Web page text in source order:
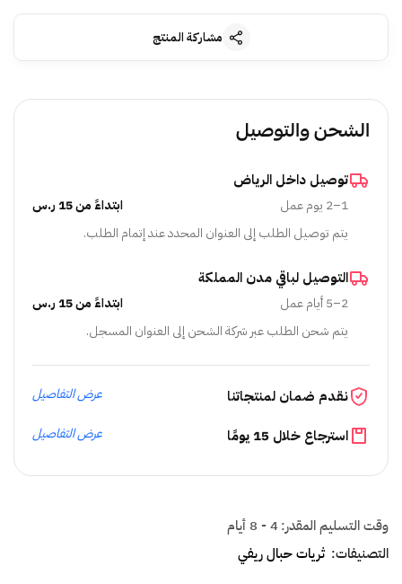
مشاركة المنتج
الشحن والتوصيل
توصيل داخل الرياض
1–2 يوم عمل
ابتداءً من 15 ر.س
يتم توصيل الطلب إلى العنوان المحدد عند إتمام الطلب.
التوصيل لباقي مدن المملكة
2–5 أيام عمل
ابتداءً من 15 ر.س
يتم شحن الطلب عبر شركة الشحن إلى العنوان المسجل.
نقدم ضمان لمنتجاتنا عرض التفاصيل
استرجاع خلال 15 يومًا عرض التفاصيل
وقت التسليم المقدر:4 - 8 أيام
التصنيفات: ثريات حبال ريفي